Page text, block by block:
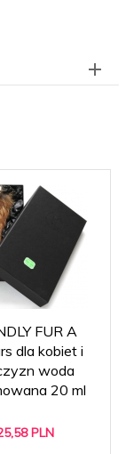
FUR A
dla kobiet i
woda
20 ml
58 PLN